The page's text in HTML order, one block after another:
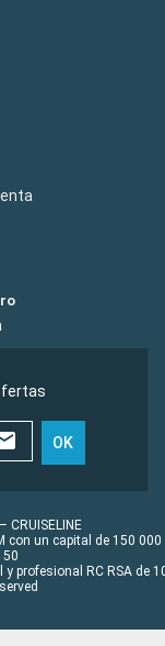
OK
con un capital de 150 000
50
profesional RC RSA de